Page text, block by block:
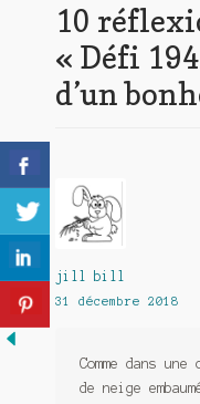
10
« Défi
d’un
jill bill
31 décembre 2018
Comme dans
de neige